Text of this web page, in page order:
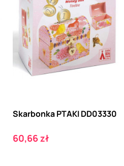
Skarbonka PTAKI DD03330
Cena
60,66 zł